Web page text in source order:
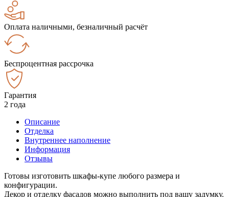
Оплата наличными, безналичный расчёт
Беспроцентная рассрочка
Гарантия
2 года
Описание
Отделка
Внутреннее наполнение
Информация
Отзывы
Готовы изготовить шкафы-купе любого размера и
конфигурации.
Декор и отделку фасадов можно выполнить под вашу задумку.